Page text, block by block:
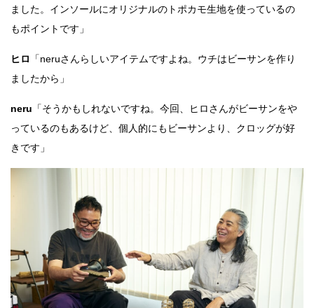
ました。インソールにオリジナルのトポカモ生地を使っているの
もポイントです」
ヒロ
「neruさんらしいアイテムですよね。ウチはビーサンを作り
ましたから」
neru 「そうかもしれないですね。今回、ヒロさんがビーサンをや
っているのもあるけど、個人的にもビーサンより、クロッグが好
きです」